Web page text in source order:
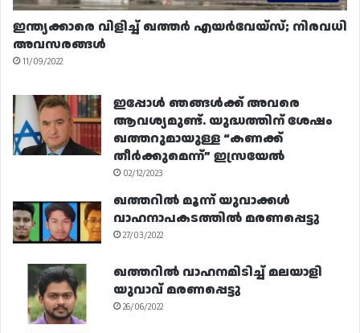
ഇന്ത്യക്കാരെ വിളിച്ച് ഖത്തർ എയർവേയ്‌സ്; നിരവധി
അവസരങ്ങൾ
11/09/2022
ഇപ്പോൾ ഞങ്ങൾക്ക് അവരെ
ആവശ്യമുണ്ട്. യുദ്ധത്തിന് ശേഷം
ഖത്തറുമായുള്ള “കണക്ക്
തീർക്കുമെന്ന്” ഇസ്രയേൽ
02/12/2023
ഖത്തറിൽ മൂന്ന് യുവാക്കൾ
വാഹനാപകടത്തിൽ മരണപ്പെട്ടു
27/03/2022
ഖത്തറിൽ വാഹനമിടിച്ച് മലയാളി
യുവാവ് മരണപ്പെട്ടു
26/06/2022